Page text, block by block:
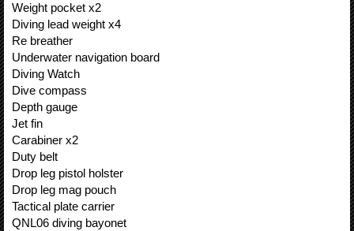
Weight pocket x2
Diving lead weight x4
Re breather
Underwater navigation board
Diving Watch
Dive compass
Depth gauge
Jet fin
Carabiner x2
Duty belt
Drop leg pistol holster
Drop leg mag pouch
Tactical plate carrier
QNL06 diving bayonet